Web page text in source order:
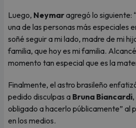
Luego, Neymaragregó lo siguiente:
una de las personas más especiales
soñé seguir a mi lado, madre de mi
familia, que hoy es mi familia.
momento tan especial que es la
Finalmente, el astro brasileño
pedido disculpas a Bruna Biancardi
obligado a hacerlo públicamente” al
en los medios.